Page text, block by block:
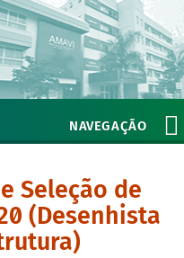
NAVEGAÇÃO
Seleção de
(Desenhista